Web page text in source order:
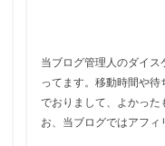
当ブログ管理人のダイ
ってます。移動時間や
でおりまして、よかった
お、当ブログではアフィ